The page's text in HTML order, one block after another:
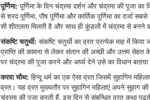
पूर्णिमा: पूर्णिमा के दिन चंद्रमा दर्शन और चंद्रमा की पूजा का
से शरद पूर्णिमा, पौष पूर्णिमा और कार्तिक पूर्णिमा का
सी शीतलता मिलती है और साथ ही कुंडली में चंद्रमा से बनने
संकष्टि चतुर्थी: संकष्टि चतुर्थी का व्रत प्रत्येक माह में
प्राप्ति की कामना से लेकर संतान की अच्छी और उत्तम सेहत
पर चंद्रमा की पूजा करने और अर्घ्य देने उसे का विधान बताया
करवा चौथ: हिन्दू धर्म का एक ऐसा व्रत जिसमें सुहागिन
व्रत। यह व्रत मुख्यतौर पर सुहागिन महिलाएं अपने सुहाग
चंद्रमा की पूजा करती हैं, इस दिन से संबन्धित व्रत कथा